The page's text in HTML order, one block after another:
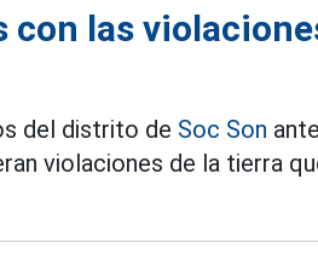
con las
del distrito de Soc Son
violaciones de la tierra